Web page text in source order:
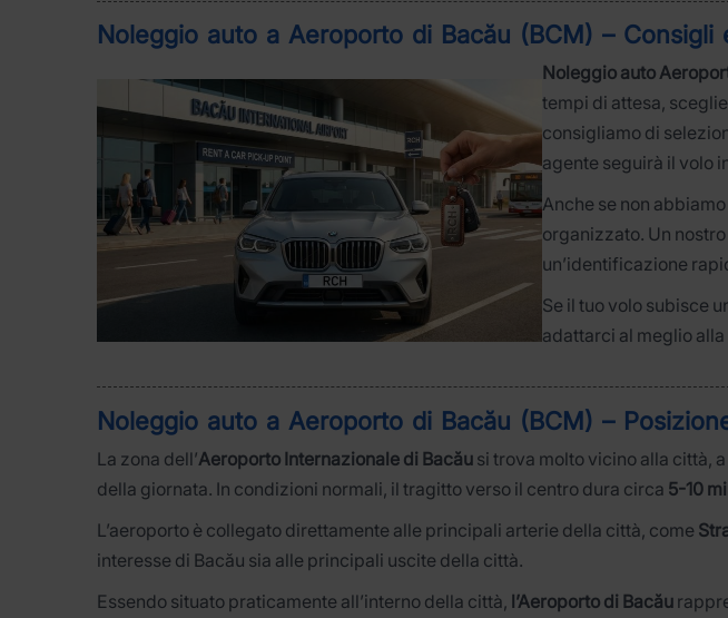
Noleggio auto a Aeroporto di Bacău (BCM) – Consigli
Noleggio auto
tempi di attesa,
consigliamo di
agente seguirà il volo
Anche se non
organizzato. Un
un’identificazione
Se il tuo volo subisce
adattarci al meglio
Noleggio auto a Aeroporto di Bacău (BCM) –
La zona dell’Aeroporto Internazionale di Bacău si trova molto vicino alla città,
della giornata. In condizioni normali, il tragitto verso il centro dura circa 5-10
L’aeroporto è collegato direttamente alle principali arterie della città, come
interesse di Bacău sia alle principali uscite della città.
Essendo situato praticamente all’interno della città, l’Aeroporto di Bacău